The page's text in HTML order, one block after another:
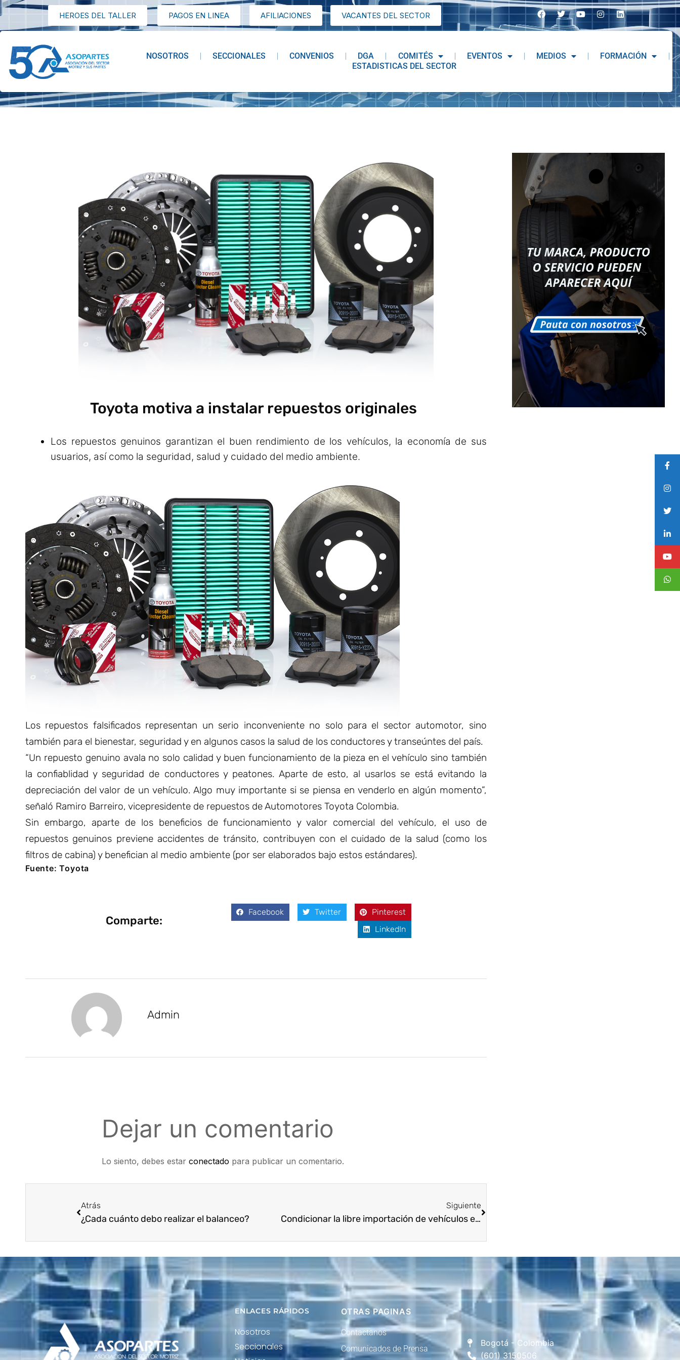
HEROES DEL TALLER PAGOS EN LINEA AFILIACIONES VACANTES DEL SECTOR
NOSOTROS SECCIONALES CONVENIOS DGA COMITÉS EVENTOS MEDIOS
FORMACIÓN
ESTADISTICAS DEL SECTOR
Toyota motiva a instalar repuestos originales
Los repuestos genuinos garantizan el buen rendimiento de los vehículos, la economía de sus
usuarios, así como la seguridad, salud y cuidado del medio ambiente.
Los repuestos falsificados representan un serio inconveniente no solo para el sector automotor, sino
también para el bienestar, seguridad y en algunos casos la salud de los conductores y transeúntes del país.
“Un repuesto genuino avala no solo calidad y buen funcionamiento de la pieza en el vehículo sino también
la confiablidad y seguridad de conductores y peatones. Aparte de esto, al usarlos se está evitando la
depreciación del valor de un vehículo. Algo muy importante si se piensa en venderlo en algún momento”,
señaló Ramiro Barreiro, vicepresidente de repuestos de Automotores Toyota Colombia.
Sin embargo, aparte de los beneficios de funcionamiento y valor comercial del vehículo, el uso de
repuestos genuinos previene accidentes de tránsito, contribuyen con el cuidado de la salud (como los
filtros de cabina) y benefician al medio ambiente (por ser elaborados bajo estos estándares).
Fuente: Toyota
Comparte:
Facebook Twitter
Pinterest
LinkedIn
Admin
Dejar un comentario
Lo siento, debes estar conectado para publicar un comentario.
Atrás
¿Cada cuánto debo realizar el balanceo?
Siguiente
Condicionar la libre importación de vehículos eléctricos en Colombia incrementaría su precio
ENLACES RÁPIDOS
Nosotros
Seccionales
OTRAS PAGINAS
Contactanos
Comunicados de Prensa
Bogotá - Colombia
(601) 3150506